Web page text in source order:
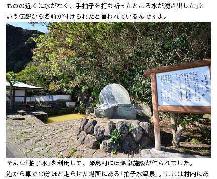
ものの近くに水がなく、手拍子を打ち祈ったところ水が湧き出した」と
いう伝説から名前が付けられたと言われているんですよ。
そんな「拍子水」を利用して、姫島村には温泉施設が作られました。
港から車で10分ほど走らせた場所にある「拍子水温泉」。ここは村内にあ